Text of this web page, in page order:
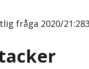
fråga 2020/